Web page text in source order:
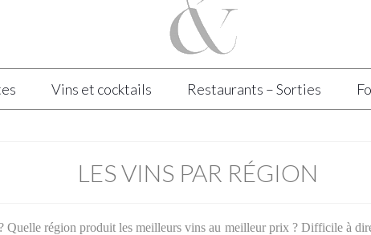
Vins et cocktails Restaurants – Sorties
LES VINS PAR RÉGION
Quelle région produit les meilleurs vins au meilleur prix ? Difficile à